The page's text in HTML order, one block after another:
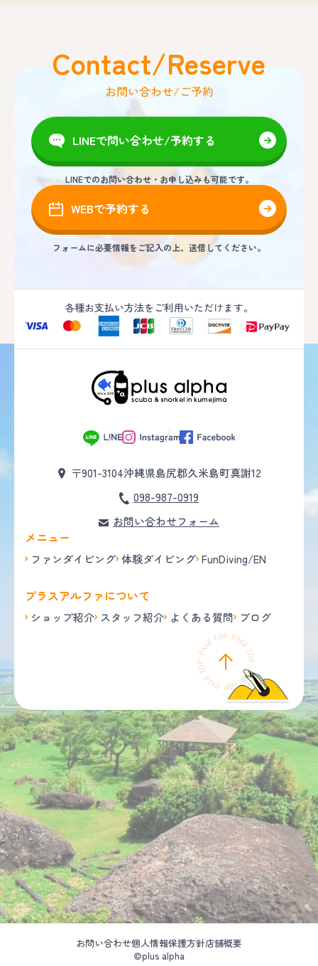
Contact/Reserve
お問い合わせ/ご予約
LINEで問い合わせ/予約する
LINEでのお問い合わせ・お申し込みも可能です。
WEBで予約する
フォームに必要情報をご記入の上、送信してください。
各種お支払い方法をご利用いただけます。
〒901-3104沖縄県島尻郡久米島町真謝12
098-987-0919
お問い合わせフォーム
メニュー
ファンダイビング 体験ダイビング FunDiving/EN
プラスアルファについて
ショップ紹介 スタッフ紹介 よくある質問 ブログ
お問い合わせ個人情報保護方針店舗概要
©plus alpha